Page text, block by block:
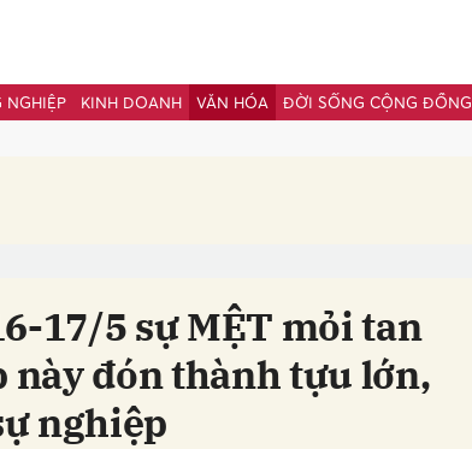
NGHIỆP KINH DOANH VĂN HÓA ĐỜI SỐNG CỘNG ĐỒNG
17/5 sự MỆT mỏi tan
này đón thành tựu lớn,
nghiệp
bình luận